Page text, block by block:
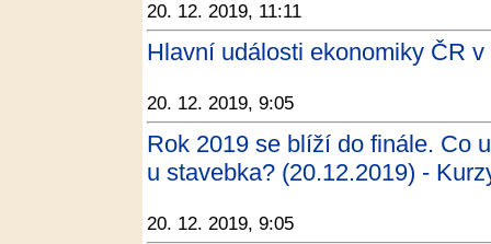
20. 12. 2019, 11:11
Hlavní události ekonomiky ČR
20. 12. 2019, 9:05
Rok 2019 se blíží do finále. Co
u stavebka? (20.12.2019) -
20. 12. 2019, 9:05